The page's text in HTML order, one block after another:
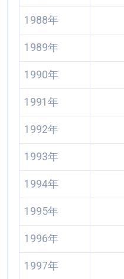
1988年
1989年
1990年
1991年
1992年
1993年
1994年
1995年
1996年
1997年